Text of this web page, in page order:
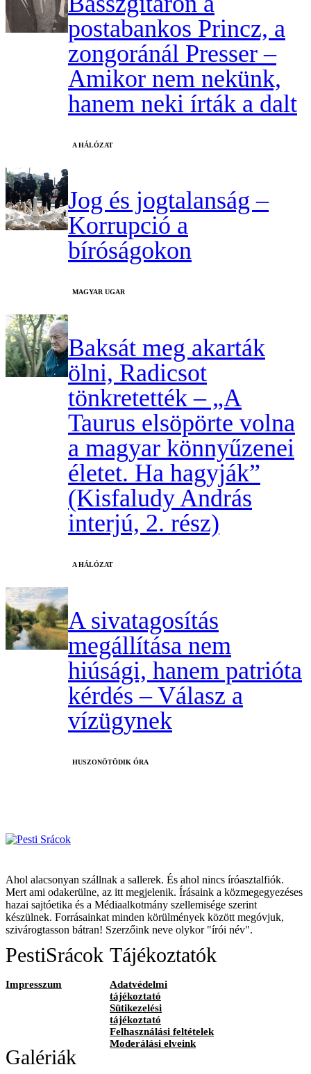
postabankos Princz, a
zongoránál Presser –
Amikor nem nekünk,
hanem neki írták a dalt
A HÁLÓZAT
Jog és jogtalanság –
Korrupció a
bíróságokon
MAGYAR UGAR
Baksát meg akarták
ölni, Radicsot
tönkretették – „A
Taurus elsöpörte volna
a magyar könnyűzenei
életet. Ha hagyják”
(Kisfaludy András
interjú, 2. rész)
A HÁLÓZAT
A sivatagosítás
megállítása nem
hiúsági, hanem patrióta
kérdés – Válasz a
vízügynek
HUSZONÖTÖDIK ÓRA
Ahol alacsonyan szállnak a sallerek. És ahol nincs íróasztalfiók.
Mert ami odakerülne, az itt megjelenik. Írásaink a közmegegyezéses
hazai sajtóetika és a Médiaalkotmány szellemisége szerint
készülnek. Forrásainkat minden körülmények között megóvjuk,
szivárogtasson bátran! Szerzőink neve olykor "írói név".
PestiSrácok
Impresszum
Tájékoztatók
Adatvédelmi
tájékoztató
Sütikezelési
tájékoztató
Felhasználási feltételek
Moderálási elveink
Galériák